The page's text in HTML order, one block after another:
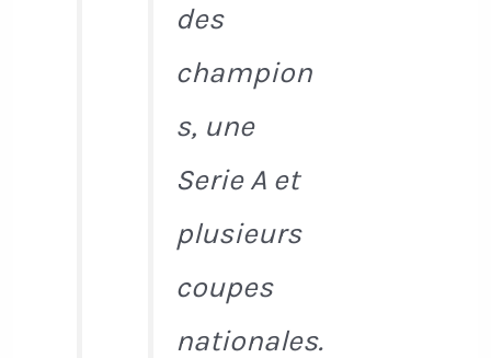
des
champion
s, une
Serie A et
plusieurs
coupes
nationales.